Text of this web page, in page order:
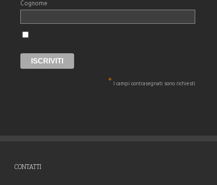
Cognome
* I campi contrasegnati sono richiesti
CONTATTI